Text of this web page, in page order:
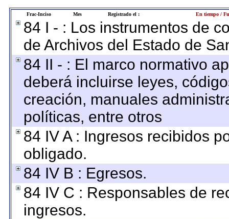
Frac-Inciso Mes Registrado el : En tiempo /
84 I - : Los instrumentos de
de Archivos del Estado de
84 II - : El marco normativo
deberá incluirse leyes,
creación, manuales
políticas, entre otros
84 IV A : Ingresos recibidos
obligado.
84 IV B : Egresos.
84 IV C : Responsables de
ingresos.